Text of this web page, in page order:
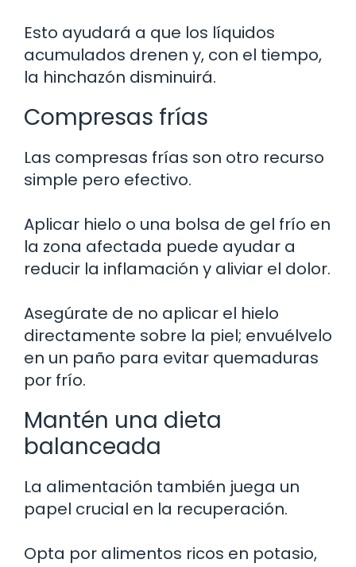
Esto ayudará a que los líquidos
acumulados drenen y, con el tiempo,
la hinchazón disminuirá.
Compresas frías
Las compresas frías son otro recurso
simple pero efectivo.
Aplicar hielo o una bolsa de gel frío en
la zona afectada puede ayudar a
reducir la inflamación y aliviar el dolor.
Asegúrate de no aplicar el hielo
directamente sobre la piel; envuélvelo
en un paño para evitar quemaduras
por frío.
Mantén una dieta
balanceada
La alimentación también juega un
papel crucial en la recuperación.
Opta por alimentos ricos en potasio,